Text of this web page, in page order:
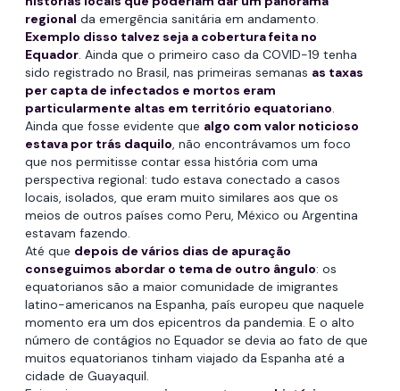
regional da emergência sanitária em andamento.
Exemplo disso talvez seja a cobertura feita no
Equador. Ainda que o primeiro caso da COVID-19 tenha
sido registrado no Brasil, nas primeiras semanas as taxas
per capta de infectados e mortos eram
particularmente altas em território equatoriano.
Ainda que fosse evidente que algo com valor noticioso
estava por trás daquilo, não encontrávamos um foco
que nos permitisse contar essa história com uma
perspectiva regional: tudo estava conectado a casos
locais, isolados, que eram muito similares aos que os
meios de outros países como Peru, México ou Argentina
estavam fazendo.
Até que depois de vários dias de apuração
conseguimos abordar o tema de outro ângulo: os
equatorianos são a maior comunidade de imigrantes
latino-americanos na Espanha, país europeu que naquele
momento era um dos epicentros da pandemia. E o alto
número de contágios no Equador se devia ao fato de que
muitos equatorianos tinham viajado da Espanha até a
cidade de Guayaquil.